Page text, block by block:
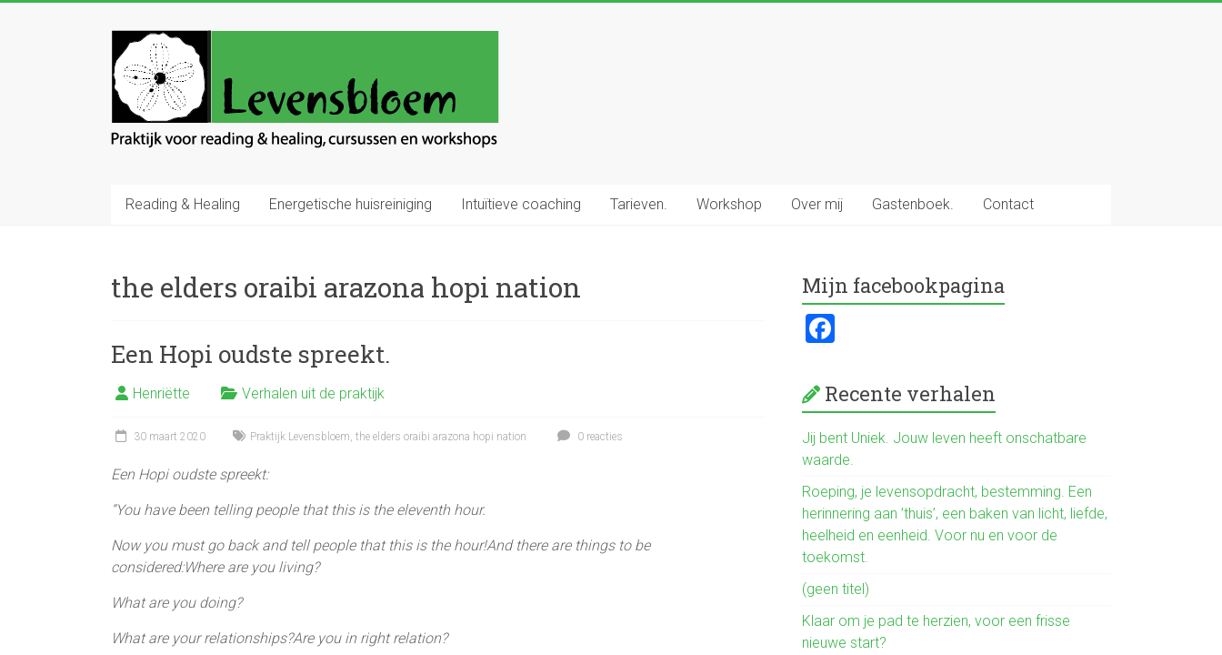
Levensbloem
Praktijk
voor
reading
Reading & Healing
Energetische huisreiniging Intuïtieve coaching Tarieven. Workshop Over mij Gastenboek. Contact
the elders oraibi arazona hopi nation
Een Hopi oudste spreekt.
Henriëtte Verhalen uit de praktijk
30 maart 2020 Praktijk Levensbloem, the elders oraibi arazona hopi nation 0 reacties
Een Hopi oudste spreekt:
“You have been telling people that this is the eleventh hour.
Now you must go back and tell people that this is the hour!And there are things to be
considered:Where are you living?
What are you doing?
What are your relationships?Are you in right relation?
Mijn facebookpagina
ce
b
o
ok
Recente verhalen
Jij bent Uniek. Jouw leven heeft onschatbare
waarde.
Roeping, je levensopdracht, bestemming. Een
herinnering aan ’thuis’, een baken van licht, liefde,
heelheid en eenheid. Voor nu en voor de
toekomst.
(geen titel)
Klaar om je pad te herzien, voor een frisse
nieuwe start?